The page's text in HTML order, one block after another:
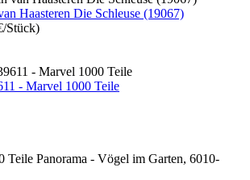
Haasteren Die Schleuse (19067)
Stück)
- Marvel 1000 Teile